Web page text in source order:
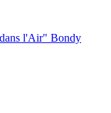
l'Air" Bondy